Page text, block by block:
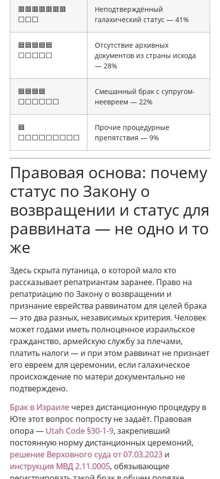
🟥🟥🟥🟥🟥🟥🟥
⬜⬜⬜
Неподтверждённый
галахический статус — 41%
🟦🟦🟦🟦🟦
⬜⬜⬜⬜⬜
Отсутствие архивных
документов из страны исхода
— 28%
🟦🟦🟦🟦
⬜⬜⬜⬜⬜⬜
Смешанный брак с супругом-
неевреем — 22%
🟦
⬜⬜⬜⬜⬜⬜⬜⬜⬜
Прочие процедурные
препятствия — 9%
Правовая основа: почему
статус по Закону о
возвращении и статус для
раввината — не одно и то
же
Здесь скрыта путаница, о которой мало кто
рассказывает репатриантам заранее. Право на
репатриацию по Закону о возвращении и
признание еврейства раввинатом для целей брака
— это два разных, независимых критерия. Человек
может годами иметь полноценное израильское
гражданство, армейскую службу за плечами,
платить налоги — и при этом раввинат не признает
его евреем для церемонии, если галахическое
происхождение по матери документально не
подтверждено.
Брак в Израиле через дистанционную процедуру в
Юте этот вопрос попросту не задаёт. Правовая
опора — Utah Code §30-1-9, закрепивший
постоянную норму дистанционных церемоний,
решение Верховного суда от 07.03.2023 и
инструкция МВД 2.11.0005, обязывающие